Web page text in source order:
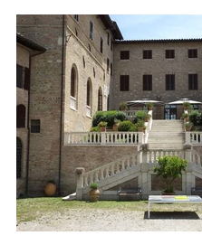
l'area didattica al secondo livello,
terzo livello e l'area di
Credits foto: FAI Luoghi del